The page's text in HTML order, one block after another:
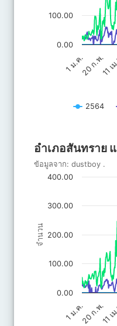
1 ม.ค.20 ก.พ.11
0.00
100.00
2564
อำเภอสันทราย
Line chart with 3 lines.
ข้อมูลจาก: dustboy .
จำนวน
อ
ข้อมูลจาก: dustboy .
1 ม.ค.20 ก.พ.11
0.00
100.00
200.00
300.00
400.00